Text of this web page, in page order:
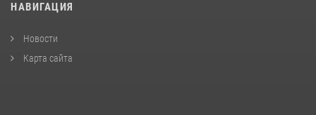
НАВИГАЦИЯ
Новости
Карта сайта